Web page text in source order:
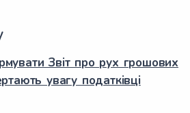
Звіт про рух грошових
увагу податківці